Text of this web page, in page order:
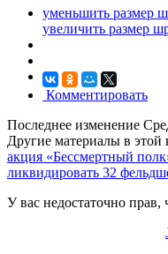
уменьшить размер
увеличить размер
Комментировать
Последнее изменение
Другие материалы в этой
акция «Бессмертный
ликвидировать 32
У вас недостаточно прав,